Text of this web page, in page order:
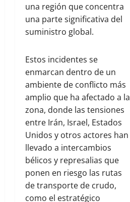
una región que concentra
una parte significativa del
suministro global.
Estos incidentes se
enmarcan dentro de un
ambiente de conflicto más
amplio que ha afectado a la
zona, donde las tensiones
entre Irán, Israel, Estados
Unidos y otros actores han
llevado a intercambios
bélicos y represalias que
ponen en riesgo las rutas
de transporte de crudo,
como el estratégico